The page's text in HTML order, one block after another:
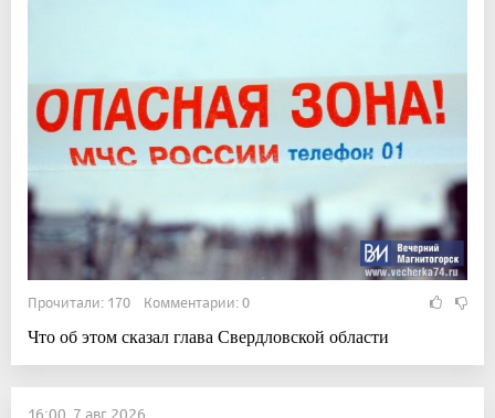
Прочитали: 170 Комментарии: 0
Что об этом сказал глава Свердловской области
16:00, 7 авг 2026